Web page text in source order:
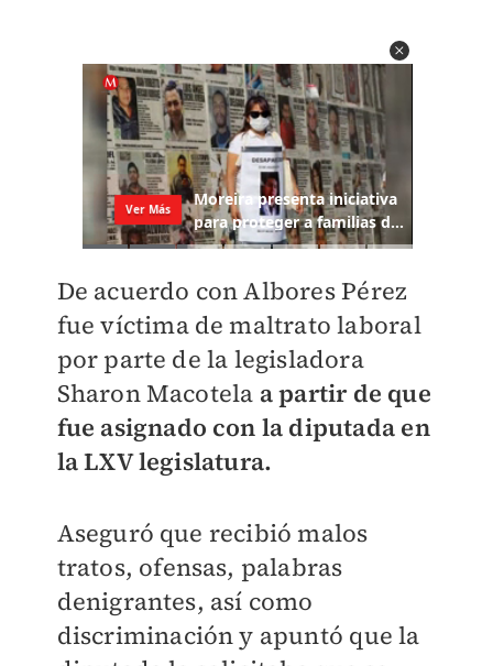
De acuerdo con Albores Pérez
fue víctima de maltrato laboral
por parte de la legisladora
Sharon Macotela a partir de que
fue asignado con la diputada en
la LXV legislatura.
Aseguró que recibió malos
tratos, ofensas, palabras
denigrantes, así como
discriminación y apuntó que la